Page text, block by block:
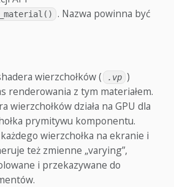
. Nazwa powinna być
wierzchołków (
.vp )
renderowania z tym materiałem.
wierzchołków działa na GPU dla
prymitywu komponentu.
wierzchołka na ekranie i
też zmienne „varying”,
i przekazywane do